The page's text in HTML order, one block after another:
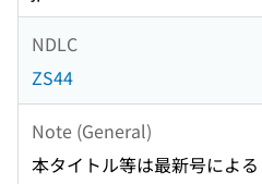
NDLC
ZS44
Note (General)
本タイトル等は最新号による